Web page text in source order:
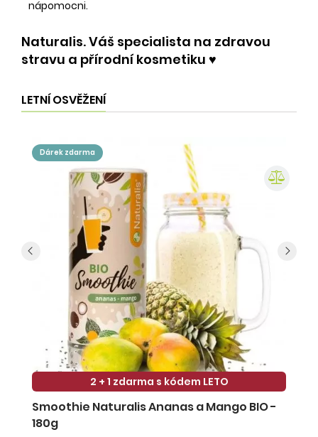
nápomocni.
Naturalis. Váš specialista na zdravou
stravu a přírodní kosmetiku ♥️
LETNÍ OSVĚŽENÍ
dárek zdarma
2 + 1 zdarma s kódem LETO
Smoothie Naturalis Ananas a Mango BIO -
180g